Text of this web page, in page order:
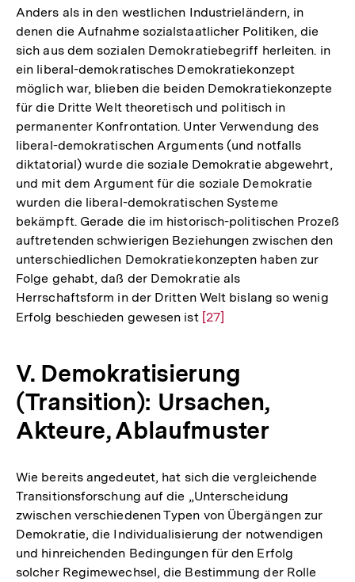
der
Fußnote
Anders als in den westlichen Industrieländern, in
denen die Aufnahme sozialstaatlicher Politiken, die
sich aus dem sozialen Demokratiebegriff herleiten. in
ein liberal-demokratisches Demokratiekonzept
möglich war, blieben die beiden Demokratiekonzepte
für die Dritte Welt theoretisch und politisch in
permanenter Konfrontation. Unter Verwendung des
liberal-demokratischen Arguments (und notfalls
diktatorial) wurde die soziale Demokratie abgewehrt,
und mit dem Argument für die soziale Demokratie
wurden die liberal-demokratischen Systeme
bekämpft. Gerade die im historisch-politischen Prozeß
auftretenden schwierigen Beziehungen zwischen den
unterschiedlichen Demokratiekonzepten haben zur
Folge gehabt, daß der Demokratie als
Herrschaftsform in der Dritten Welt bislang so wenig
Erfolg beschieden gewesen ist Zur
Fußnote
[27]
V. Demokratisierung
(Transition): Ursachen,
Akteure, Ablaufmuster
Wie bereits angedeutet, hat sich die vergleichende
Transitionsforschung auf die „Unterscheidung
zwischen verschiedenen Typen von Übergängen zur
Demokratie, die Individualisierung der notwendigen
und hinreichenden Bedingungen für den Erfolg
solcher Regimewechsel, die Bestimmung der Rolle